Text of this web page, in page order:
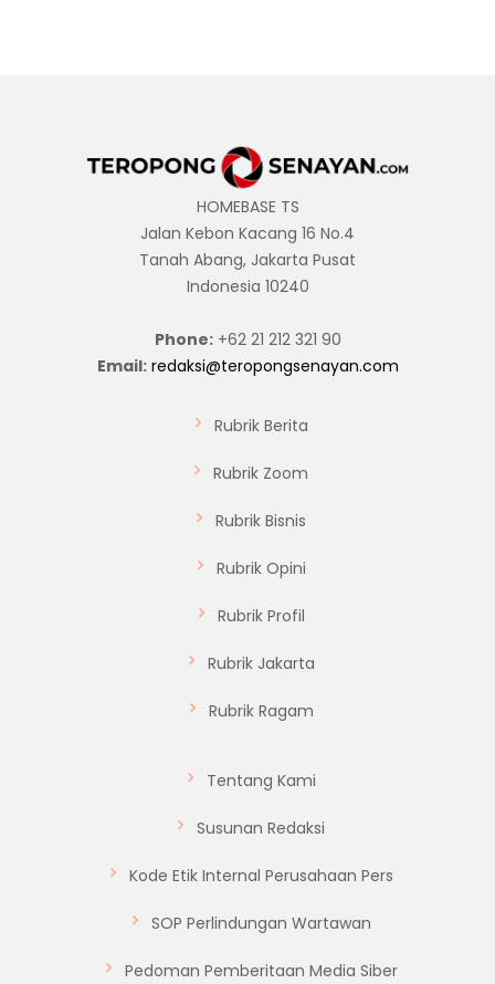
HOMEBASE TS
Jalan Kebon Kacang 16 No.4
Tanah Abang, Jakarta Pusat
Indonesia 10240
Phone:+62 21 212 321 90
Email: redaksi@teropongsenayan.com
Rubrik Berita
Rubrik Zoom
Rubrik Bisnis
Rubrik Opini
Rubrik Profil
Rubrik Jakarta
Rubrik Ragam
Tentang Kami
Susunan Redaksi
Kode Etik Internal Perusahaan Pers
SOP Perlindungan Wartawan
Pedoman Pemberitaan Media Siber